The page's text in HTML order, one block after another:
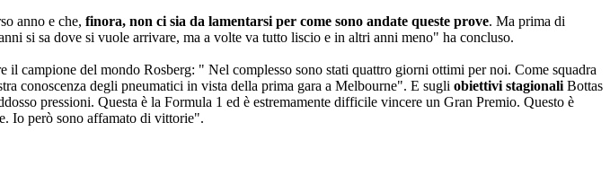
anno e che, finora, non ci sia da lamentarsi per come sono andate queste prove. Ma prima di
si sa dove si vuole arrivare, ma a volte va tutto liscio e in altri anni meno" ha concluso.
il campione del mondo Rosberg: " Nel complesso sono stati quattro giorni ottimi per noi. Come squadra
conoscenza degli pneumatici in vista della prima gara a Melbourne". E sugli obiettivi stagionali Bottas
pressioni. Questa è la Formula 1 ed è estremamente difficile vincere un Gran Premio. Questo è
Io però sono affamato di vittorie".